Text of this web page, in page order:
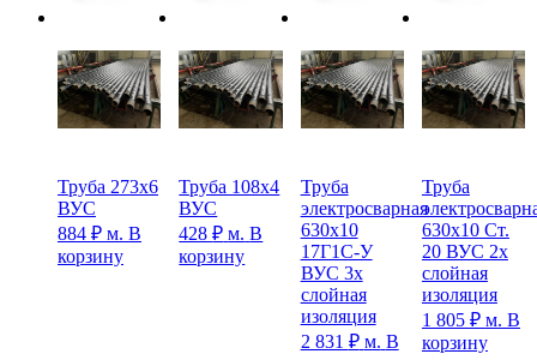
Труба 273х6
ВУС
884 ₽ м. В
корзину
Труба 108х4
ВУС
428₽ м. В
корзину
Труба
электросварная
630х10
17Г1С-У
ВУС 3х
слойная
изоляция
2 831 ₽ м. В
Труба
630х10 Ст.
20 ВУС 2х
слойная
изоляция
1 805 ₽ м. В
корзину